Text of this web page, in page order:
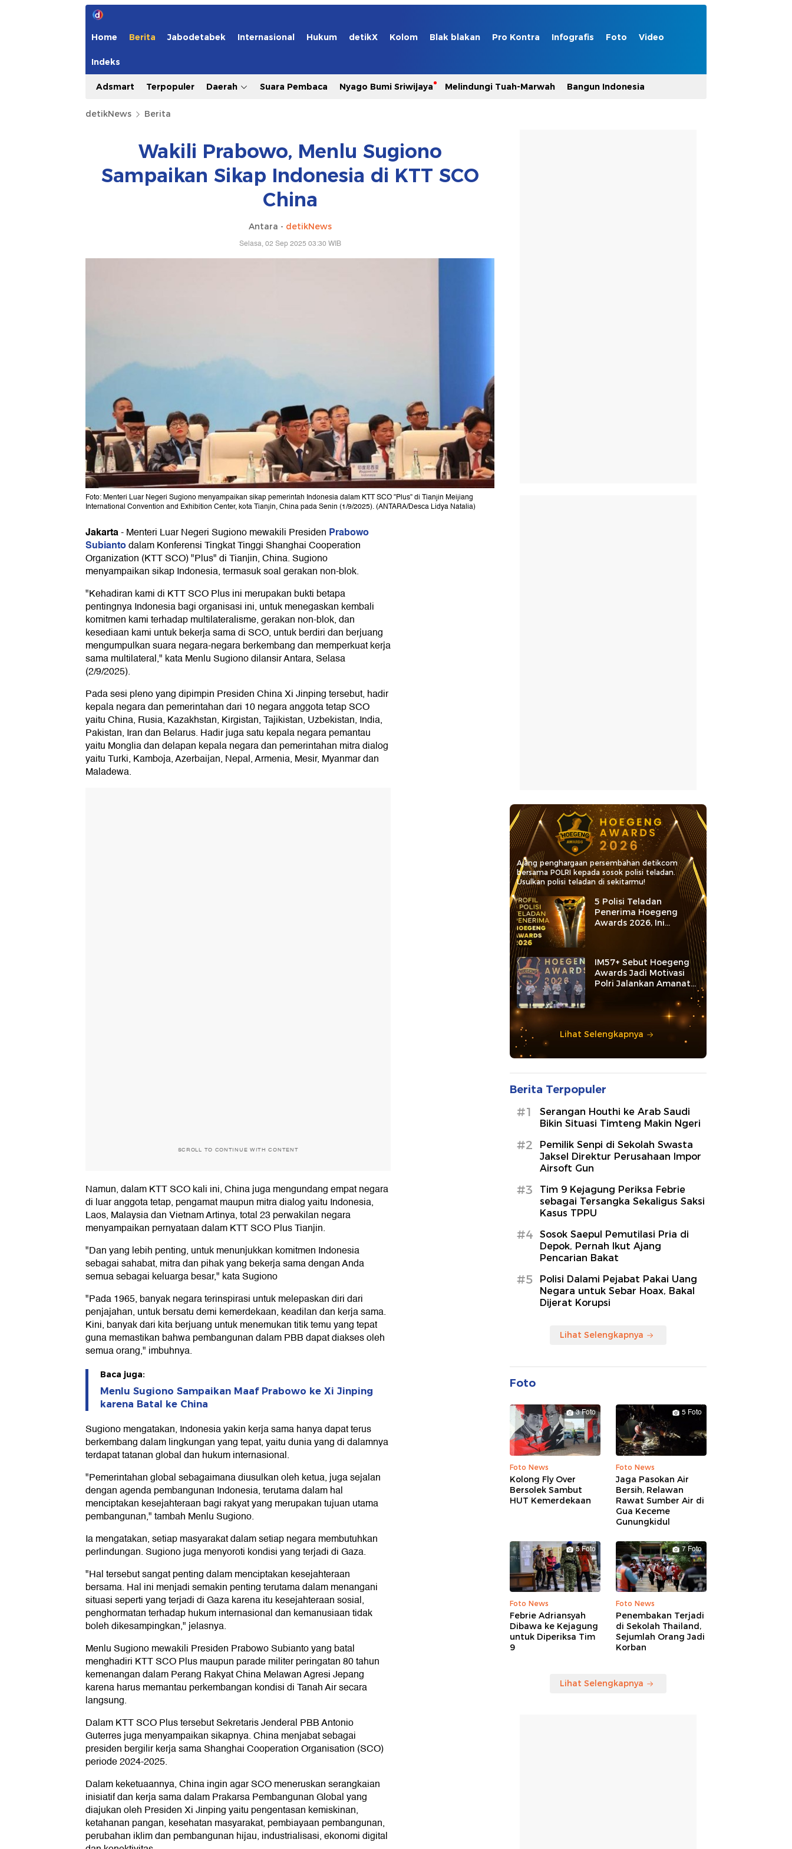
Home Berita Jabodetabek Internasional Hukum detikX Kolom Blak blakan Pro Kontra Infografis Foto Video
Indeks
Adsmart Terpopuler Daerah Suara Pembaca Nyago Bumi Sriwijaya Melindungi Tuah-Marwah Bangun Indonesia
detikNews Berita
Wakili Prabowo, Menlu Sugiono
Sampaikan Sikap Indonesia di KTT SCO
China
Antara - detikNews
Selasa, 02 Sep 2025 03:30 WIB
Foto: Menteri Luar Negeri Sugiono menyampaikan sikap pemerintah Indonesia dalam KTT SCO "Plus" di Tianjin Meijiang
International Convention and Exhibition Center, kota Tianjin, China pada Senin (1/9/2025). (ANTARA/Desca Lidya Natalia)
Jakarta-Menteri Luar Negeri Sugiono mewakili Presiden Prabowo
Subiantodalam Konferensi Tingkat Tinggi Shanghai Cooperation
Organization (KTT SCO) "Plus" di Tianjin, China. Sugiono
menyampaikan sikap Indonesia, termasuk soal gerakan non-blok.
"Kehadiran kami di KTT SCO Plus ini merupakan bukti betapa
pentingnya Indonesia bagi organisasi ini, untuk menegaskan kembali
komitmen kami terhadap multilateralisme, gerakan non-blok, dan
kesediaan kami untuk bekerja sama di SCO, untuk berdiri dan berjuang
mengumpulkan suara negara-negara berkembang dan memperkuat kerja
sama multilateral," kata Menlu Sugiono dilansir Antara, Selasa
(2/9/2025).
Pada sesi pleno yang dipimpin Presiden China Xi Jinping tersebut, hadir
kepala negara dan pemerintahan dari 10 negara anggota tetap SCO
yaitu China, Rusia, Kazakhstan, Kirgistan, Tajikistan, Uzbekistan, India,
Pakistan, Iran dan Belarus. Hadir juga satu kepala negara pemantau
yaitu Monglia dan delapan kepala negara dan pemerintahan mitra dialog
yaitu Turki, Kamboja, Azerbaijan, Nepal, Armenia, Mesir, Myanmar dan
Maladewa.
SCROLL TO CONTINUE WITH CONTENT
Namun, dalam KTT SCO kali ini, China juga mengundang empat negara
di luar anggota tetap, pengamat maupun mitra dialog yaitu Indonesia,
Laos, Malaysia dan Vietnam Artinya, total 23 perwakilan negara
menyampaikan pernyataan dalam KTT SCO Plus Tianjin.
"Dan yang lebih penting, untuk menunjukkan komitmen Indonesia
sebagai sahabat, mitra dan pihak yang bekerja sama dengan Anda
semua sebagai keluarga besar," kata Sugiono
"Pada 1965, banyak negara terinspirasi untuk melepaskan diri dari
penjajahan, untuk bersatu demi kemerdekaan, keadilan dan kerja sama.
Kini, banyak dari kita berjuang untuk menemukan titik temu yang tepat
guna memastikan bahwa pembangunan dalam PBB dapat diakses oleh
semua orang," imbuhnya.
Baca juga:
Menlu Sugiono Sampaikan Maaf Prabowo ke Xi Jinping
karena Batal ke China
Sugiono mengatakan, Indonesia yakin kerja sama hanya dapat terus
berkembang dalam lingkungan yang tepat, yaitu dunia yang di dalamnya
terdapat tatanan global dan hukum internasional.
"Pemerintahan global sebagaimana diusulkan oleh ketua, juga sejalan
dengan agenda pembangunan Indonesia, terutama dalam hal
menciptakan kesejahteraan bagi rakyat yang merupakan tujuan utama
pembangunan," tambah Menlu Sugiono.
Ia mengatakan, setiap masyarakat dalam setiap negara membutuhkan
perlindungan. Sugiono juga menyoroti kondisi yang terjadi di Gaza.
"Hal tersebut sangat penting dalam menciptakan kesejahteraan
bersama. Hal ini menjadi semakin penting terutama dalam menangani
situasi seperti yang terjadi di Gaza karena itu kesejahteraan sosial,
penghormatan terhadap hukum internasional dan kemanusiaan tidak
boleh dikesampingkan," jelasnya.
Menlu Sugiono mewakili Presiden Prabowo Subianto yang batal
menghadiri KTT SCO Plus maupun parade militer peringatan 80 tahun
kemenangan dalam Perang Rakyat China Melawan Agresi Jepang
karena harus memantau perkembangan kondisi di Tanah Air secara
langsung.
Dalam KTT SCO Plus tersebut Sekretaris Jenderal PBB Antonio
Guterres juga menyampaikan sikapnya. China menjabat sebagai
presiden bergilir kerja sama Shanghai Cooperation Organisation (SCO)
periode 2024-2025.
Dalam keketuaannya, China ingin agar SCO meneruskan serangkaian
inisiatif dan kerja sama dalam Prakarsa Pembangunan Global yang
diajukan oleh Presiden Xi Jinping yaitu pengentasan kemiskinan,
ketahanan pangan, kesehatan masyarakat, pembiayaan pembangunan,
perubahan iklim dan pembangunan hijau, industrialisasi, ekonomi digital
Ajang penghargaan persembahan detikcom
bersama POLRI kepada sosok polisi teladan.
Usulkan polisi teladan di sekitarmu!
5 Polisi Teladan
Penerima Hoegeng
Awards 2026, Ini
Kategori dan Kiprahnya
IM57+ Sebut Hoegeng
Awards Jadi Motivasi
Polri Jalankan Amanat
Lihat Selengkapnya
Berita Terpopuler
#1
Serangan Houthi ke Arab Saudi
Bikin Situasi Timteng Makin Ngeri
#2
Pemilik Senpi di Sekolah Swasta
Jaksel Direktur Perusahaan Impor
Airsoft Gun
#3
Tim 9 Kejagung Periksa Febrie
sebagai Tersangka Sekaligus Saksi
Kasus TPPU
#4
Sosok Saepul Pemutilasi Pria di
Depok, Pernah Ikut Ajang
Pencarian Bakat
#5
Polisi Dalami Pejabat Pakai Uang
Negara untuk Sebar Hoax, Bakal
Dijerat Korupsi
Lihat Selengkapnya
Foto
3 Foto
Foto News
Kolong Fly Over
Bersolek Sambut
HUT Kemerdekaan
5 Foto
Foto News
Jaga Pasokan Air
Bersih, Relawan
Rawat Sumber Air di
Gua Keceme
Gunungkidul
5 Foto
Foto News
Febrie Adriansyah
Dibawa ke Kejagung
untuk Diperiksa Tim
9
7 Foto
Foto News
Penembakan Terjadi
di Sekolah Thailand,
Sejumlah Orang Jadi
Korban
Lihat Selengkapnya